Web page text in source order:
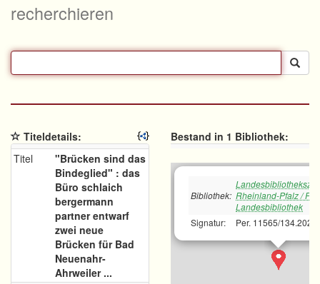
recherchieren
Titeldetails:
Titel
"Brücken sind das
Bindeglied" : das
Büro schlaich
bergermann
partner entwarf
zwei neue
Brücken für Bad
Neuenahr-
Ahrweiler ...
Bestand in 1 Bibliothek:
Bibliothek: Rheinland-Pfalz /
Landesbibliothek
Signatur:
Per. 11565/134.2024